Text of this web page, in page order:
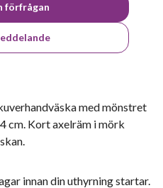
förfrågan
med mönstret
cm. Kort axelräm i mörk
innan din uthyrning startar.